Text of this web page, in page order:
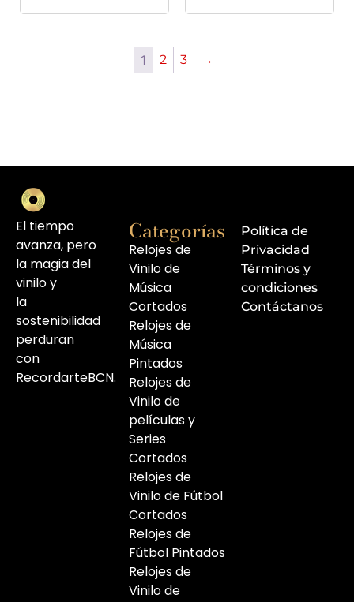
1 2 3 →
El tiempo
avanza, pero
la magia del
vinilo y
la
sostenibilidad
perduran
con
RecordarteBCN.
Categorías
Relojes de
Vinilo de
Música
Cortados
Relojes de
Música
Pintados
Relojes de
Vinilo de
películas y
Series
Cortados
Relojes de
Vinilo de Fútbol
Cortados
Relojes de
Fútbol Pintados
Relojes de
Vinilo de
Política de
Privacidad
Términos y
condiciones
Contáctanos